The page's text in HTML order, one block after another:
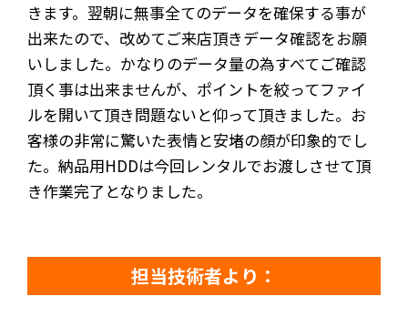
きます。翌朝に無事全てのデータを確保する事が
出来たので、改めてご来店頂きデータ確認をお願
いしました。かなりのデータ量の為すべてご確認
頂く事は出来ませんが、ポイントを絞ってファイ
ルを開いて頂き問題ないと仰って頂きました。お
客様の非常に驚いた表情と安堵の顔が印象的でし
た。納品用HDDは今回レンタルでお渡しさせて頂
き作業完了となりました。
担当技術者より：